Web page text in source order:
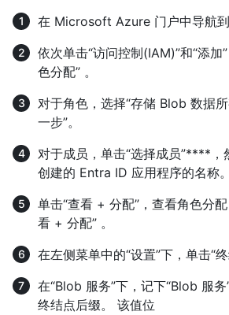
在 Microsoft Azure 门户中导航到
依次单击“访问控制(IAM)”和“添加
色分配” 。
对于角色，选择“存储 Blob 数据
一步”。
对于成员，单击“选择成员”****，
创建的 Entra ID 应用程序的名称。
单击“查看 + 分配”，查看角色分
看 + 分配” 。
在左侧菜单中的“设置”下，单击“终
在“Blob 服务”下，记下“Blob 服
终结点后缀。 该值位